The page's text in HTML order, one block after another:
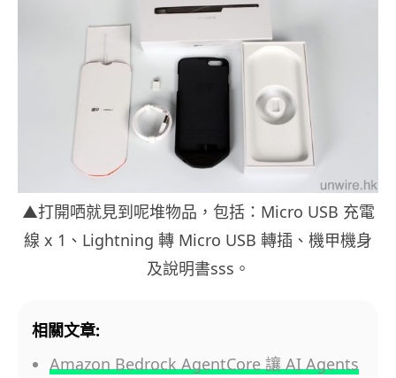
▲打開哂就見到呢堆物品，包括：Micro USB 充電
線 x 1、Lightning 轉 Micro USB 轉插、機甲機身
及說明書sss。
相關文章:
Amazon Bedrock AgentCore 讓 AI Agents